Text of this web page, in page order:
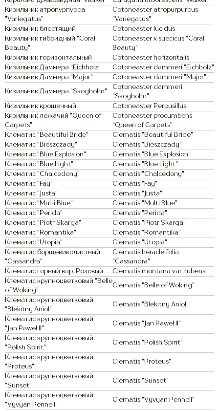
Кизильник атропурпуреа
"Variegatus"
Cotoneaster atropurpureus
"Variegatus"
Кизильник блестящий
Cotoneaster lucidus
Кизильник гибридный "Coral
Beauty"
Cotoneaster x suecicus "Coral
Beauty"
Кизильник горизонтальный
Cotoneaster horizontalis
Кизильник Даммера "Eichholz"
Cotoneaster dammeri "Eichholz"
Кизильник Даммера "Major"
Cotoneaster dammeri "Major"
Кизильник Даммера "Skogholm"
Cotoneaster dammeri
"Skogholm"
Кизильник крошечный
Cotoneaster Perpusillus
Кизильник лежачий "Queen of
Carpets"
Cotoneaster procumbens
"Queen of Carpets"
Клематис "Beautiful Bride"
Clematis "Beautiful Bride"
Клематис "Bieszczady"
Clematis "Bieszczady"
Клематис "Blue Explosion"
Clematis "Blue Explosion"
Клематис "Blue Light"
Clematis "Blue Light"
Клематис "Chalcedony"
Clematis "Chalcedony"
Клематис "Fay"
Clematis "Fay"
Клематис "Justa"
Clematis "Justa"
Клематис "Multi Blue"
Clematis "Multi Blue"
Клематис "Perida"
Clematis "Perida"
Клематис "Piotr Skarga"
Clematis "Piotr Skarga"
Клематис "Romantika"
Clematis "Romantika"
Клематис "Utopia"
Clematis "Utopia"
Клематис борщевиколистный
"Cassandra"
Clematis heracleifolia
"Cassandra"
Клематис горный вар. Розовый
Clematis montana var. rubens
Клематис крупноцветковый "Belle
of Woking"
Clematis "Belle of Woking"
Клематис крупноцветковый
"Blekitny Aniol"
Clematis "Blekitny Aniol"
Клематис крупноцветковый
"Jan Paweł II"
Clematis "Jan Paweł II"
Клематис крупноцветковый
"Polish Spirit"
Clematis "Polish Spirit"
Клематис крупноцветковый
"Proteus"
Clematis "Proteus"
Клематис крупноцветковый
"Sunset"
Clematis "Sunset"
Клематис крупноцветковый
"Vyvyan Pennell"
Clematis "Vyvyan Pennell"